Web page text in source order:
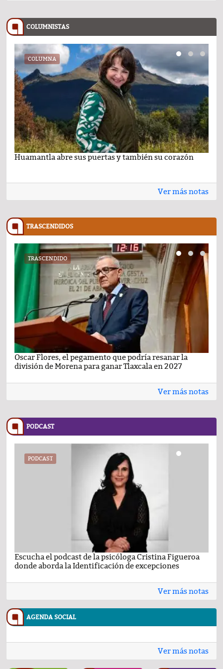
COLUMNISTAS
COLUMNA
Huamantla abre sus puertas y también su corazón
Ver más notas
TRASCENDIDOS
TRASCENDIDO
Oscar Flores, el pegamento que podría resanar la
división de Morena para ganar Tlaxcala en 2027
Ver más notas
PODCAST
PODCAST
Escucha el podcast de la psicóloga Cristina Figueroa
donde aborda la Identificación de excepciones
Ver más notas
AGENDA SOCIAL
Ver más notas